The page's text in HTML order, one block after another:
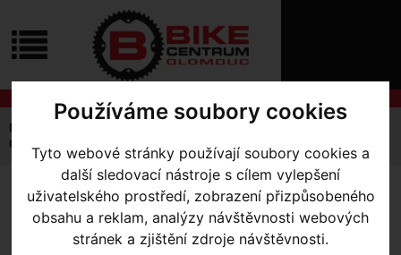
Používáme soubory cookies
Tyto webové stránky používají soubory cookies a
další sledovací nástroje s cílem vylepšení
uživatelského prostředí, zobrazení přizpůsobeného
obsahu a reklam, analýzy návštěvnosti webových
stránek a zjištění zdroje návštěvnosti.
NÁS
NÁKUPU
SLUŽBY
REGISTRACE
ZTRATILI
Úvodní strana
Cyklocomputery
GPS Navigace
Pouzdro Garmin Edge 540/840
POUZDRO GARMIN EDGE
540/840- Černá